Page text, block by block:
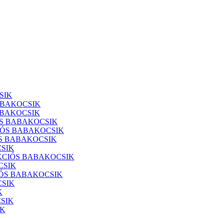
BABAKOCSIK
BABAKOCSIK
BABAKOCSIK
BABAKOCSIK
BABAKOCSIK